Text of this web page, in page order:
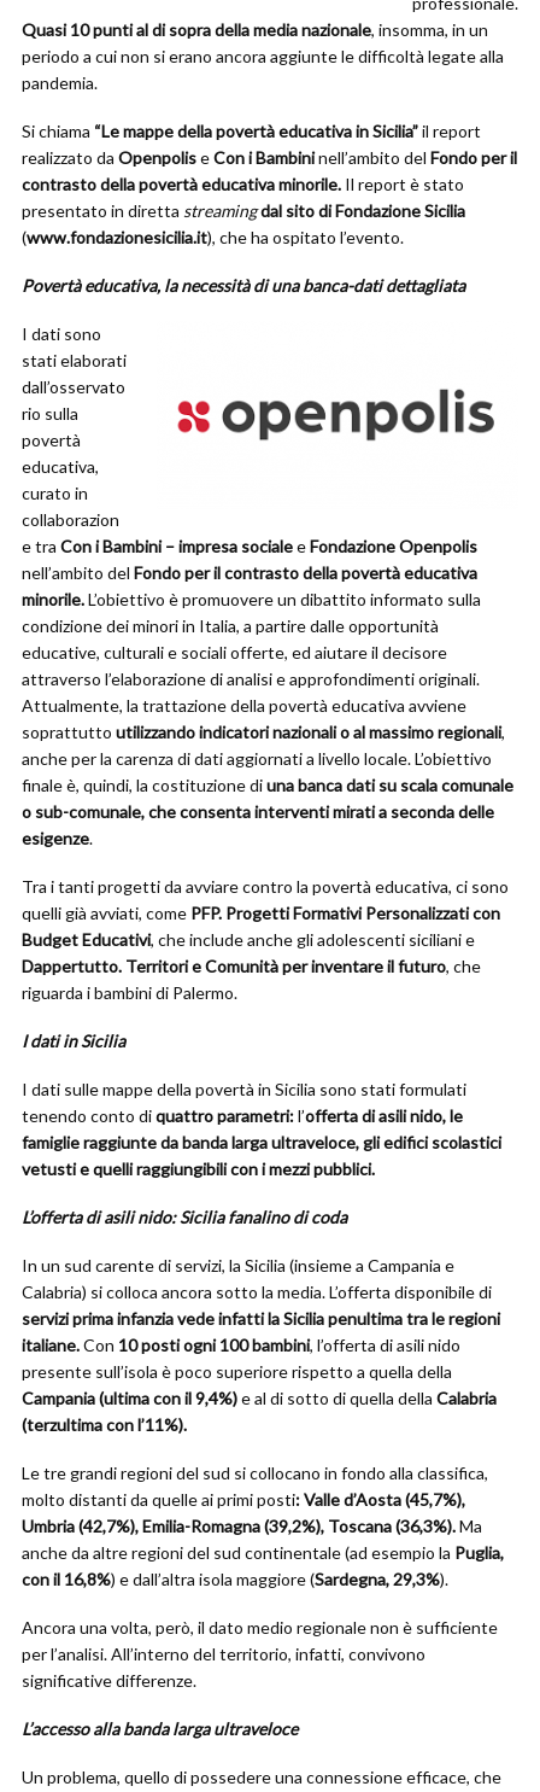
Quasi 10 punti al di sopra della media nazionale, insomma, in un
periodo a cui non si erano ancora aggiunte le difficoltà legate alla
pandemia.
Si chiama “Le mappe della povertà educativa in Sicilia”il report
realizzato da OpenpoliseCon i Bambininell’ambito del Fondo per il
contrasto della povertà educativa minorile. Il report è stato
presentato in diretta streamingdal sito di Fondazione Sicilia
(www.fondazionesicilia.it), che ha ospitato l’evento.
Povertà educativa, la necessità di una banca-dati dettagliata
I dati sono
stati elaborati
dall’osservato
rio sulla
povertà
educativa,
curato in
collaborazion
e tra Con i Bambini – impresa socialeeFondazione Openpolis
nell’ambito del Fondo per il contrasto della povertà educativa
minorile.L’obiettivo è promuovere un dibattito informato sulla
condizione dei minori in Italia, a partire dalle opportunità
educative, culturali e sociali offerte, ed aiutare il decisore
attraverso l’elaborazione di analisi e approfondimenti originali.
Attualmente, la trattazione della povertà educativa avviene
soprattutto utilizzando indicatori nazionali o al massimo regionali,
anche per la carenza di dati aggiornati a livello locale. L’obiettivo
finale è, quindi, la costituzione diuna banca dati su scala comunale
o sub-comunale, che consenta interventi mirati a seconda delle
esigenze.
Tra i tanti progetti da avviare contro la povertà educativa, ci sono
quelli già avviati, come PFP. Progetti Formativi Personalizzati con
Budget Educativi, che include anche gli adolescenti siciliani e
Dappertutto. Territori e Comunità per inventare il futuro, che
riguarda i bambini di Palermo.
I dati in Sicilia
I dati sulle mappe della povertà in Sicilia sono stati formulati
tenendo conto diquattro parametri:l’offerta di asili nido, le
famiglie raggiunte da banda larga ultraveloce, gli edifici scolastici
vetusti e quelli raggiungibili con i mezzi pubblici.
L’offerta di asili nido: Sicilia fanalino di coda
In un sud carente di servizi, la Sicilia (insieme a Campania e
Calabria) si colloca ancora sotto la media. L’offerta disponibile di
servizi prima infanzia vede infatti la Sicilia penultima tra le regioni
italiane.Con 10 posti ogni 100 bambini, l’offerta di asili nido
presente sull’isola è poco superiore rispetto a quella della
Campania (ultima con il 9,4%)e al di sotto di quella della Calabria
(terzultima con l’11%).
Le tre grandi regioni del sud si collocano in fondo alla classifica,
molto distanti da quelle ai primi posti: Valle d’Aosta (45,7%),
Umbria (42,7%), Emilia-Romagna (39,2%), Toscana (36,3%).Ma
anche da altre regioni del sud continentale (ad esempio la Puglia,
con il 16,8%) e dall’altra isola maggiore (Sardegna, 29,3%).
Ancora una volta, però, il dato medio regionale non è sufficiente
per l’analisi. All’interno del territorio, infatti, convivono
significative differenze.
L’accesso alla banda larga ultraveloce
Un problema, quello di possedere una connessione efficace, che